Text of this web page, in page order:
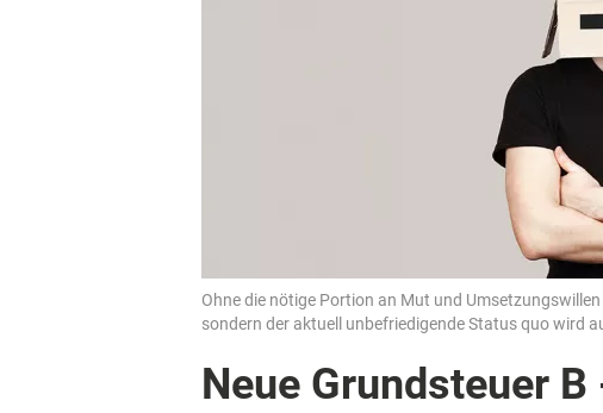
Ohne die nötige Portion an Mut und
sondern der aktuell unbefriedigende Status quo wird
Neue Grundsteuer